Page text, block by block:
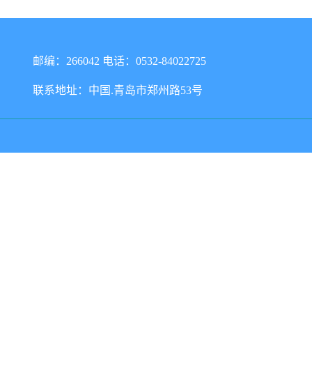
邮编：266042 电话：0532-84022725
联系地址：中国.青岛市郑州路53号